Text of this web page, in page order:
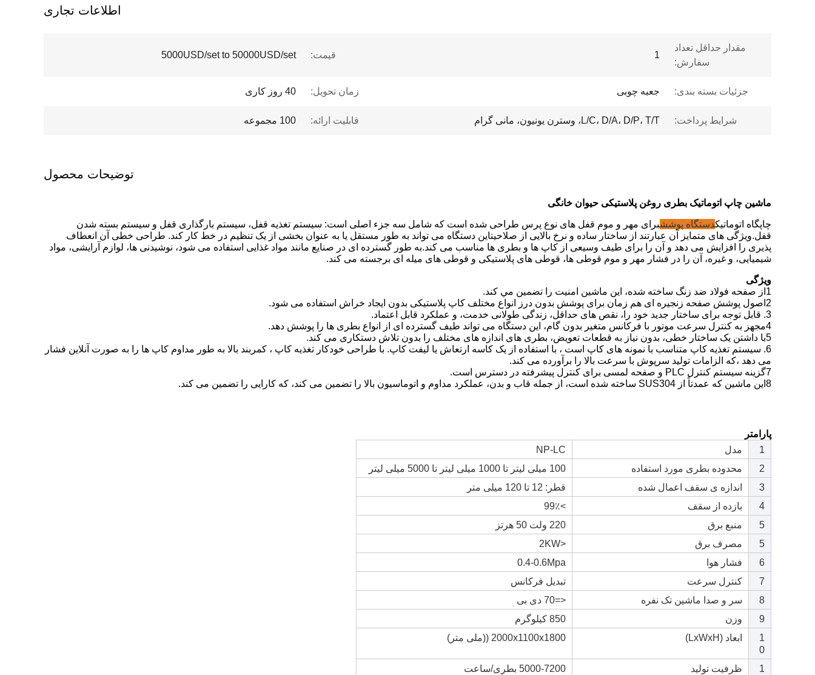
اطلاعات تجاری
مقدار حداقل تعداد
سفارش:
1 قیمت: 5000USD/set to 50000USD/set
جزئیات بسته بندی: جعبه چوبی زمان تحویل: 40 روز کاری
شرایط پرداخت: L/C، D/A، D/P، T/T، وسترن یونیون، مانی گرام قابلیت ارائه: 100 مجموعه
توضیحات محصول
ماشین چاپ اتوماتیک بطری روغن پلاستیکی حیوان خانگی
چاپگاه اتوماتیکدستگاه پوششبرای مهر و موم قفل های نوع پرس طراحی شده است که شامل سه جزء اصلی است: سیستم تغذیه قفل، سیستم بارگذاری قفل و سیستم بسته شدن
قفل.ویژگی های متمایز آن عبارتند از ساختار ساده و نرخ بالایی از صلاحیتاین دستگاه می تواند به طور مستقل یا به عنوان بخشی از یک تنظیم در خط کار کند. طراحی خطی آن انعطاف
پذیری را افزایش می دهد و آن را برای طیف وسیعی از کاپ ها و بطری ها مناسب می کند.به طور گسترده ای در صنایع مانند مواد غذایی استفاده می شود، نوشیدنی ها، لوازم آرایشی، مواد
شیمیایی، و غیره، آن را در فشار مهر و موم قوطی ها، قوطی های پلاستیکی و قوطی های میله ای برجسته می کند.
ویژگی
1از صفحه فولاد ضد زنگ ساخته شده، اين ماشين امنيت را تضمین مي کند.
2اصول پوشش صفحه زنجیره ای هم زمان برای پوشش بدون درز انواع مختلف کاپ پلاستیکی بدون ایجاد خراش استفاده می شود.
3. قابل توجه برای ساختار جدید خود را، نقص های حداقل، زندگی طولانی خدمت، و عملکرد قابل اعتماد.
4مجهز به کنترل سرعت موتور با فرکانس متغیر بدون گام، این دستگاه می تواند طیف گسترده ای از انواع بطری ها را پوشش دهد.
5با داشتن یک ساختار خطی، بدون نیاز به قطعات تعویض، بطری های اندازه های مختلف را بدون تلاش دستکاری می کند.
6. سیستم تغذیه کاپ متناسب با نمونه های کاپ است ، با استفاده از یک کاسه ارتعاش یا لیفت کاپ. با طراحی خودکار تغذیه کاپ ، کمربند بالا به طور مداوم کاپ ها را به صورت آنلاین فشار
می دهد ،که الزامات تولید سرپوش با سرعت بالا را برآورده می کند.
7گزینه سیستم کنترل PLC و صفحه لمسی برای کنترل پیشرفته در دسترس است.
8این ماشین که عمدتاً از SUS304 ساخته شده است، از جمله قاب و بدن، عملکرد مداوم و اتوماسیون بالا را تضمین می کند، که کارایی را تضمین می کند.
پارامتر
1
مدل
NP-LC
2
محدوده بطری مورد استفاده
100 میلی لیتر تا 1000 میلی لیتر تا 5000 میلی لیتر
3
اندازه ی سقف اعمال شده
قطر: 12 تا 120 میلی متر
4
بازده از سقف
>99٪
5
منبع برق
220 ولت 50 هرتز
5
مصرف برق
<2KW
6
فشار هوا
0.4-0.6Mpa
7
کنترل سرعت
تبدیل فرکانس
8
سر و صدا ماشین تک نفره
<=70 دی بی
9
وزن
850 کیلوگرم
1
0
ابعاد (LxWxH) 2000x1100x1800 ((ملی متر)
1
ظرفیت تولید 5000-7200 بطری/ساعت